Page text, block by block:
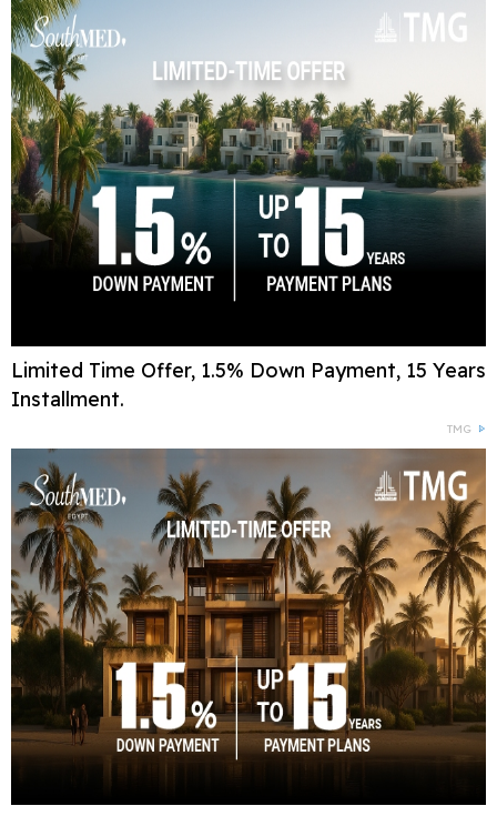
Limited Time Offer, 1.5% Down Payment, 15 Years
Installment.
TMG